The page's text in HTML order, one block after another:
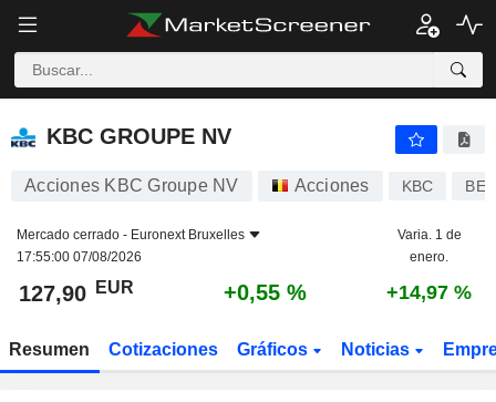
KBC GROUPE NV
KBC GROUPE NV
Acciones KBC Groupe NV Acciones KBC
Mercado cerrado - Euronext Bruxelles
17:55:00 07/08/2026
Varia. 1 de
enero.
127,90 EUR +0,55 % +14,97 %
Resumen Cotizaciones Gráficos Noticias